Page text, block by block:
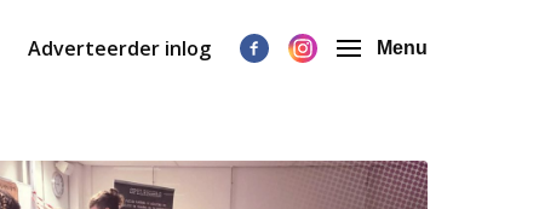
Adverteerder inlog Menu